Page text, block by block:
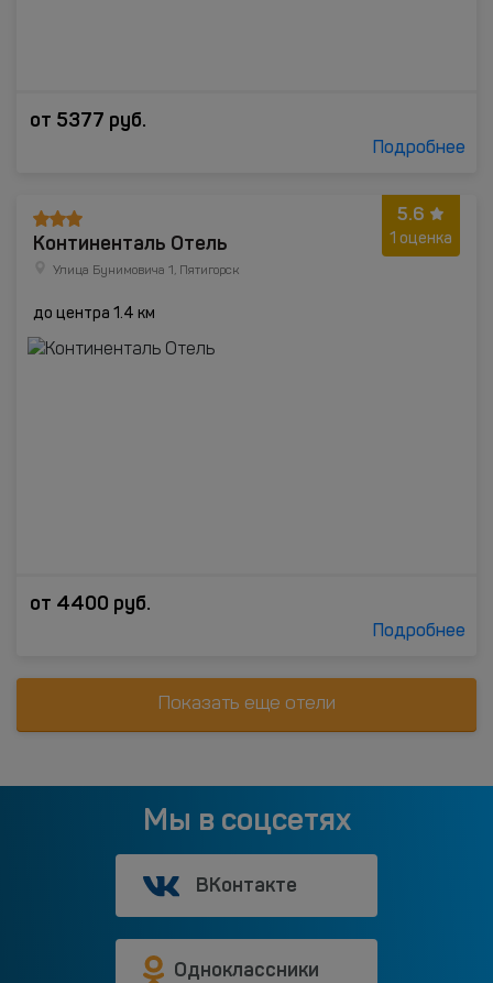
от 5377 руб.
Подробнее
5.6
1 оценка
Континенталь Отель
Улица Бунимовича 1, Пятигорск
до центра 1.4 км
от 4400 руб.
Подробнее
Показать еще отели
Мы в соцсетях
ВКонтакте
Одноклассники